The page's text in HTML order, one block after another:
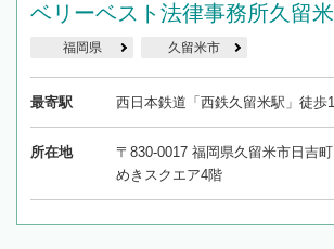
ベリーベスト法律事務所久留
福岡県 久留米市
最寄駅 西日本鉄道「西鉄久留米駅」徒歩
所在地
〒830-0017 福岡県久留米市日吉
めきスクエア4階